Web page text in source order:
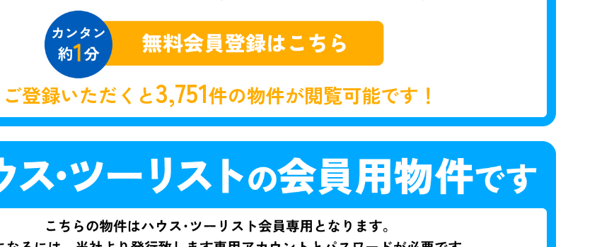
ご登録いただくと3,751件の物件が閲覧可能です！